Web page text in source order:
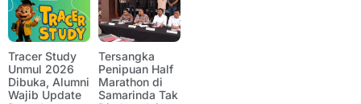
Tracer Study
Unmul 2026
Dibuka, Alumni
Wajib Update
Tersangka
Penipuan Half
Marathon di
Samarinda Tak